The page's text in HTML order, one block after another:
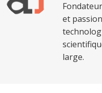
et
large.